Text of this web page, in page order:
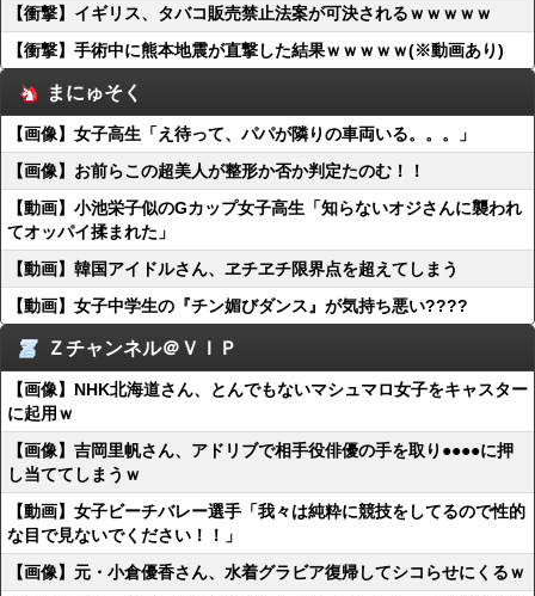
【衝撃】イギリス、タバコ販売禁止法案が可決されるｗｗｗｗｗ
【衝撃】手術中に熊本地震が直撃した結果ｗｗｗｗｗ(※動画あり)
まにゅそく
【画像】女子高生「え待って、パパが隣りの車両いる。。。」
【画像】お前らこの超美人が整形か否か判定たのむ！！
【動画】小池栄子似のGカップ女子高生「知らないオジさんに襲われ
てオッパイ揉まれた」
【動画】韓国アイドルさん、ヱチヱチ限界点を超えてしまう
【動画】女子中学生の『チン媚びダンス』が気持ち悪い????
Ｚチャンネル＠ＶＩＰ
【画像】NHK北海道さん、とんでもないマシュマロ女子をキャスター
に起用ｗ
【画像】吉岡里帆さん、アドリブで相手役俳優の手を取り●●●●に押
し当ててしまうｗ
【動画】女子ビーチバレー選手「我々は純粋に競技をしてるので性的
な目で見ないでください！！」
【画像】元・小倉優香さん、水着グラビア復帰してシコらせにくるｗ